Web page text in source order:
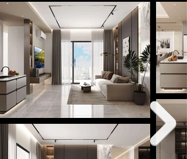
nơi công nghệ được tích hợp một cách tự nhiên, tinh
tế và hài hòa với cảm xúc con người. Thay vì phô bày
các thiết bị điện tử như những vật thể tách rời, thiết
kế tập trung vào việc “ẩn” công nghệ vào kiến trúc,
ánh sáng và trải nghiệm không gian.
Concept “Invisible Technology” được hình thành từ
mong muốn tạo nên một môi trường sống hiện đại, tối
giản và tiện nghi, nhưng vẫn giữ được sự thư giãn, tính
cá nhân và chiều sâu cảm xúc trong đời sống đô thị.